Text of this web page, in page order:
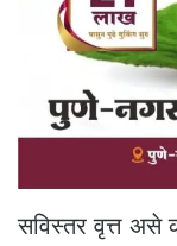
सविस्तर वृत्त असे